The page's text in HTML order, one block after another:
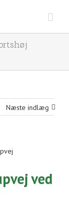
Næste indlæg
ved